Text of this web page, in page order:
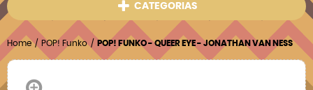
CATEGORIAS
Home POP! Funko POP! FUNKO - QUEER EYE - JONATHAN VAN NESS